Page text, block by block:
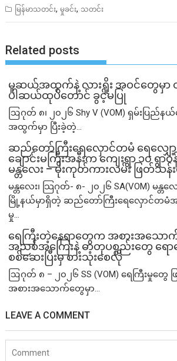
မြန်မာသတင်း,မှုခင်း, သတင်း
Related posts
မူဆယ်အထွက်နဲ့ လားရှိုး အဝင်တွေမှာ
ပါဆယ်ထုပ်တောင် ခွင့်မပြု
ဩဂုတ် ၈၊ ၂၀၂၆ Shy V (VOM) ရှမ်းပြည်န
အထွက်မှာ ပြီးခဲ့တဲ့...
ဆည်တော်ကြီးရေလှောင်တမံ ရေလျှော့
ချောင်းမကြီးအနီးက ကျေးရွာ ၁၀ ရွာဝ
မန္တလေး – မိုးကုတ်ကားလမ်း ဖြတ်သန်
မန္တလေး၊ သြဂုတ်- ၈- ၂၀၂၆ SA(VOM) မန္တလ
မြို့နယ်မှာရှိတဲ့ ဆည်တော်ကြီးရေလှောင်တမံ
မှု...
ရေကြီးတဲ့​နေရာ​တွေက အစားအသော
အညစ်အကြေးနဲ့ ဓာတုပစ္စည်းတွေ ရော
စစ်ဆေးပြီးမှ စားသုံးစေလို
ဩဂုတ် ၈ – ၂၀၂၆ SS (VOM) ရေကြီးမှုတွေ ဖ
အစားအသောက်တွေမှာ...
LEAVE A COMMENT